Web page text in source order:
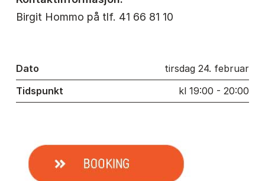
Birgit Hommo på tlf. 41 66 81 10
Dato
tirsdag 24. februar
Tidspunkt
kl 19:00 - 20:00